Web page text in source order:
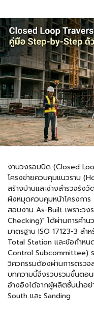
งานวงรอบปิด (Closed
โครงข่ายควบคุมแนวราบ
สร้างบ้านและช่างสำรวจรัง
ผังหมุดควบคุมหน้าโครงการ
สอบงาน As-Built เพราะว
Checking)" ได้ผ่านการคำ
มาตรฐาน ISO 17123-3 สำ
Total Station และข้อกำห
Control Subcommittee) ร
วิศวกรรมต้องผ่านการตรวจ
บทความนี้จึงรวบรวมขั้นตอ
อ้างอิงได้จากผู้ผลิตชั้นนำอ
South และ Sanding